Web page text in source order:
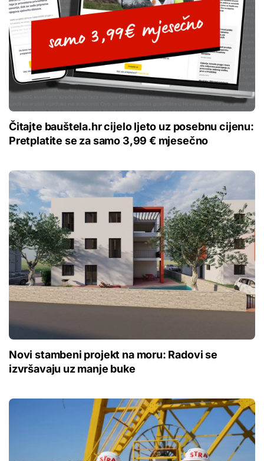
Čitajte bauštela.hr cijelo ljeto uz posebnu cijenu:
Pretplatite se za samo 3,99 € mjesečno
Novi stambeni projekt na moru: Radovi se
izvršavaju uz manje buke